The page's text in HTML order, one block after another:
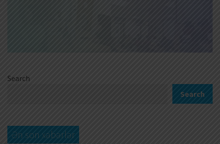
Search
Search
Ən son xəbərlər